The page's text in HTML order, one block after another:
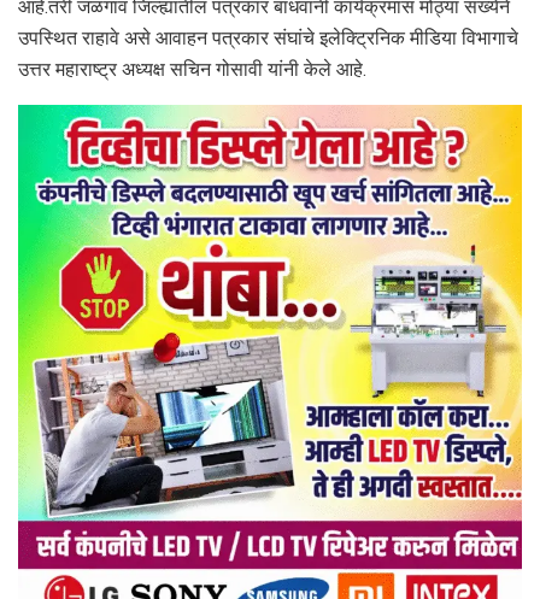
आहे.तरी जळगाव जिल्ह्यातील पत्रकार बांधवानी कार्यक्रमास मोठ्या संख्येने
उपस्थित राहावे असे आवाहन पत्रकार संघांचे इलेक्ट्रिनिक मीडिया विभागाचे
उत्तर महाराष्ट्र अध्यक्ष सचिन गोसावी यांनी केले आहे.